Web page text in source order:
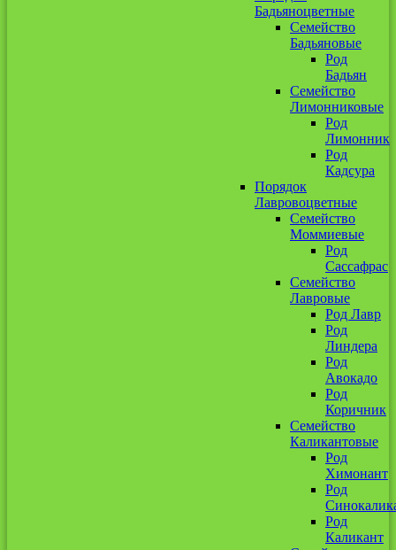
Бадьяноцветные
Семейство
Бадьяновые
Род
Бадьян
Семейство
Лимонниковые
Род
Лимонник
Род
Кадсура
Порядок
Лавровоцветные
Семейство
Моммиевые
Род
Сассафрас
Семейство
Лавровые
Род Лавр
Род
Линдера
Род
Авокадо
Род
Коричник
Семейство
Каликантовые
Род
Химонант
Род
Род
Каликант